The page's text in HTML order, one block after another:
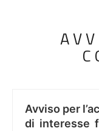
Avviso per
di interesse